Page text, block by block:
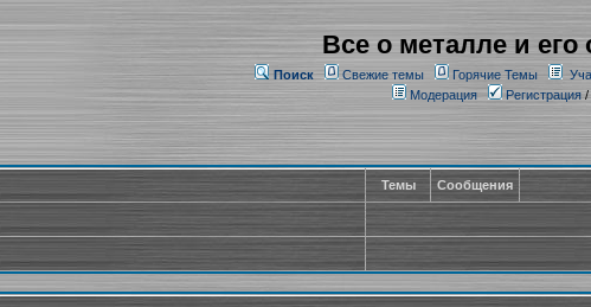
Все о металле и его
Поиск Свежие темы Горячие Темы
Модерация
Регистрация/
Темы Сообщения